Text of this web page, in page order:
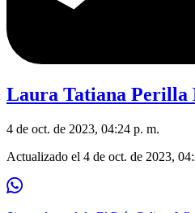
Laura Tatiana Perilla
4 de oct. de 2023, 04:24 p. m.
Actualizado el 4 de oct. de 2023,